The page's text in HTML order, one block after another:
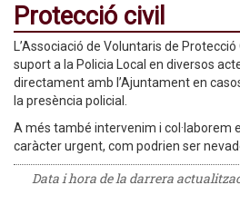
Protecció civil
L’Associació de Voluntaris de
suport a la Policia Local en diversos
directament amb l’Ajuntament en
la presència policial.
A més també intervenim i col·laborem
caràcter urgent, com podrien ser
Data i hora de la darrera